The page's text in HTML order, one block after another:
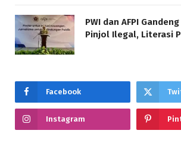
PWI dan AFPI
Pinjol Ilegal, Literasi
Facebook
Instagram